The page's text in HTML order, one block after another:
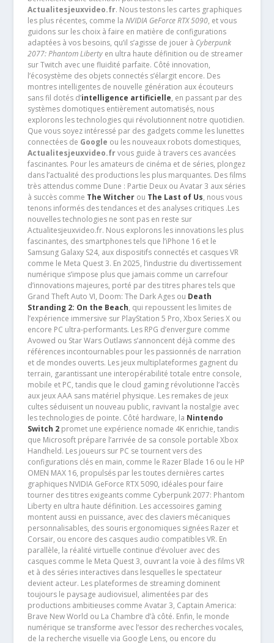
Actualitesjeuxvideo.fr. Nous testons les cartes graphiques
les plus récentes, comme la NVIDIA GeForce RTX 5090, et vous
guidons sur les choix à faire en matière de configurations
adaptées à vos besoins, qu’il s’agisse de jouer à Cyberpunk
2077: Phantom Libertyen ultra haute définition ou de streamer
sur Twitch avec une fluidité parfaite. Côté innovation,
l’écosystème des objets connectés s’élargit encore. Des
montres intelligentes de nouvelle génération aux écouteurs
sans fil dotés d’intelligence artificielle, en passant par des
systèmes domotiques entièrement automatisés, nous
explorons les technologies qui révolutionnent notre quotidien.
Que vous soyez intéressé par des gadgets comme les lunettes
connectées de Google ou les nouveaux robots domestiques,
Actualitesjeuxvideo.frvous guide à travers ces avancées
fascinantes. Pour les amateurs de cinéma et de séries, plongez
dans l’actualité des productions les plus marquantes. Des films
très attendus comme Dune : Partie Deux ou Avatar 3 aux séries
à succès comme The Witcherou The Last of Us, nous vous
tenons informés des tendances et des analyses critiques .Les
nouvelles technologies ne sont pas en reste sur
Actualitesjeuxvideo.fr. Nous explorons les innovations les plus
fascinantes, des smartphones tels que l’iPhone 16 et le
Samsung Galaxy S24, aux dispositifs connectés et casques VR
comme le Meta Quest 3. En 2025, l’industrie du divertissement
numérique s’impose plus que jamais comme un carrefour
d’innovations majeures, porté par des titres phares tels que
Grand Theft Auto VI, Doom: The Dark Ages ou Death
Stranding 2: On the Beach, qui repoussent les limites de
l’expérience immersive sur PlayStation 5 Pro, Xbox Series X ou
encore PC ultra-performants. Les RPG d’envergure comme
Avowed ou Star Wars Outlaws s’annoncent déjà comme des
références incontournables pour les passionnés de narration
et de mondes ouverts. Les jeux multiplateformes gagnent du
terrain, garantissant une interopérabilité totale entre console,
mobile et PC, tandis que le cloud gaming révolutionne l’accès
aux jeux AAA sans matériel physique. Les remakes de jeux
cultes séduisent un nouveau public, ravivant la nostalgie avec
les technologies de pointe. Côté hardware, la Nintendo
Switch 2promet une expérience nomade 4K enrichie, tandis
que Microsoft prépare l’arrivée de sa console portable Xbox
Handheld. Les joueurs sur PC se tournent vers des
configurations clés en main, comme le Razer Blade 16 ou le HP
OMEN MAX 16, propulsés par les toutes dernières cartes
graphiques NVIDIA GeForce RTX 5090, idéales pour faire
tourner des titres exigeants comme Cyberpunk 2077: Phantom
Liberty en ultra haute définition. Les accessoires gaming
montent aussi en puissance, avec des claviers mécaniques
personnalisables, des souris ergonomiques signées Razer et
Corsair, ou encore des casques audio compatibles VR. En
parallèle, la réalité virtuelle continue d’évoluer avec des
casques comme le Meta Quest 3, ouvrant la voie à des films VR
et à des séries interactives dans lesquelles le spectateur
devient acteur. Les plateformes de streaming dominent
toujours le paysage audiovisuel, alimentées par des
productions ambitieuses comme Avatar 3, Captain America:
Brave New World ou La Chambre d’à côté. Enfin, le monde
numérique se transforme avec l’essor des recherches vocales,
de la recherche visuelle via Google Lens, ou encore du